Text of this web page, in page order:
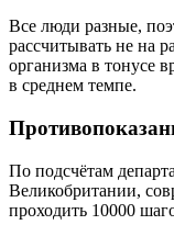
Все люди разные,
рассчитывать не на
организма в тонусе
в среднем темпе.
По подсчётам
Великобритании,
проходить 10000